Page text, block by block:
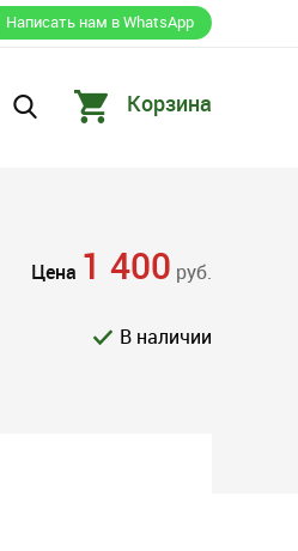
Написать нам в WhatsApp
Корзина
Цена 1 400 руб.
В наличии